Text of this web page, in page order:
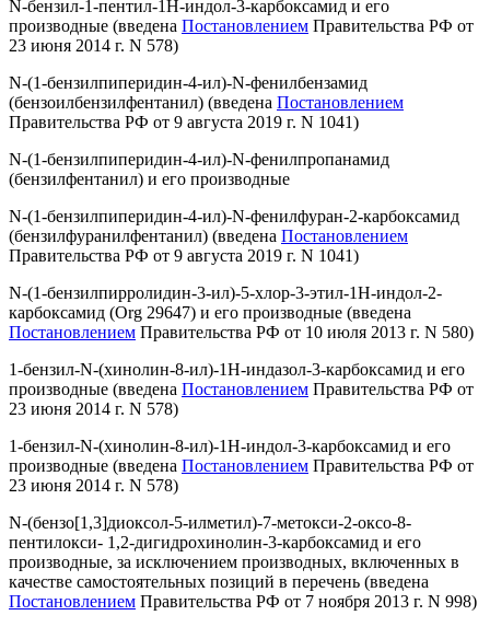
N-бензил-1-пентил-1H-индол-3-карбоксамид и его
производные (введена Постановлением Правительства РФ от
23 июня 2014 г. N 578)
N-(1-бензилпиперидин-4-ил)-N-фенилбензамид
(бензоилбензилфентанил) (введена Постановлением
Правительства РФ от 9 августа 2019 г. N 1041)
N-(1-бензилпиперидин-4-ил)-N-фенилпропанамид
(бензилфентанил) и его производные
N-(1-бензилпиперидин-4-ил)-N-фенилфуран-2-карбоксамид
(бензилфуранилфентанил) (введена Постановлением
Правительства РФ от 9 августа 2019 г. N 1041)
N-(1-бензилпирролидин-3-ил)-5-хлор-3-этил-1H-индол-2-
карбоксамид (Org 29647) и его производные (введена
Постановлением Правительства РФ от 10 июля 2013 г. N 580)
1-бензил-N-(хинолин-8-ил)-1H-индазол-3-карбоксамид и его
производные (введена Постановлением Правительства РФ от
23 июня 2014 г. N 578)
1-бензил-N-(хинолин-8-ил)-1H-индол-3-карбоксамид и его
производные (введена Постановлением Правительства РФ от
23 июня 2014 г. N 578)
N-(бензо[1,3]диоксол-5-илметил)-7-метокси-2-оксо-8-
пентилокси- 1,2-дигидрохинолин-3-карбоксамид и его
производные, за исключением производных, включенных в
качестве самостоятельных позиций в перечень (введена
Постановлением Правительства РФ от 7 ноября 2013 г. N 998)